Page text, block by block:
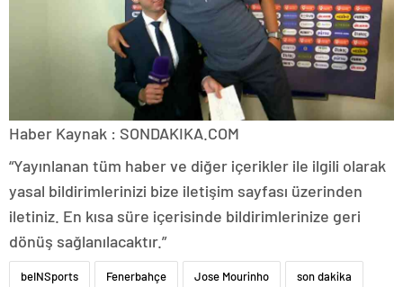
Haber Kaynak : SONDAKIKA.COM
“Yayınlanan tüm haber ve diğer içerikler ile ilgili olarak
yasal bildirimlerinizi bize iletişim sayfası üzerinden
iletiniz. En kısa süre içerisinde bildirimlerinize geri
dönüş sağlanılacaktır.”
beINSports Fenerbahçe Jose Mourinho son dakika